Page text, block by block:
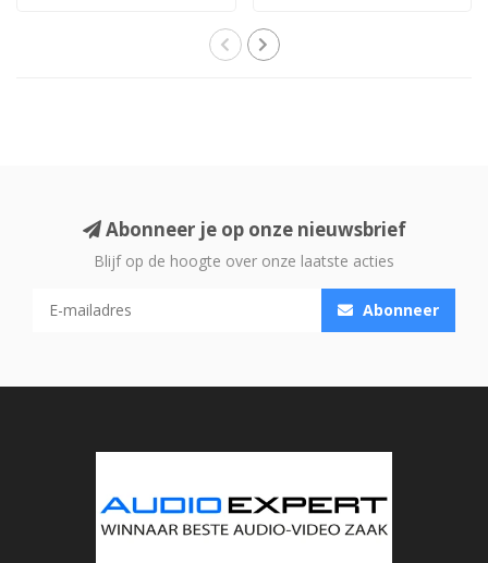
Abonneer je op onze nieuwsbrief
Blijf op de hoogte over onze laatste acties
Abonneer